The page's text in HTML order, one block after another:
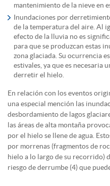
mantenimiento de la nieve en
Inundaciones por
de la temperatura del aire. Al
efecto de la lluvia no es
para que se produzcan estas
zona glaciada. Su ocurrencia
estivales, ya que es necesaria
derretir el hielo.
En relación con los eventos
una especial mención las
desbordamiento de lagos
las áreas de alta montaña
por el hielo se llene de agua.
por morrenas (fragmentos de
hielo a lo largo de su recorrido)
riesgo de derrumbe (4) que